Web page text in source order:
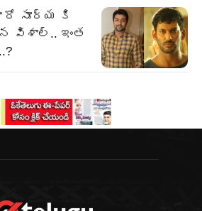
హీరో సూర్య కి
విశాల్.. ఇంత